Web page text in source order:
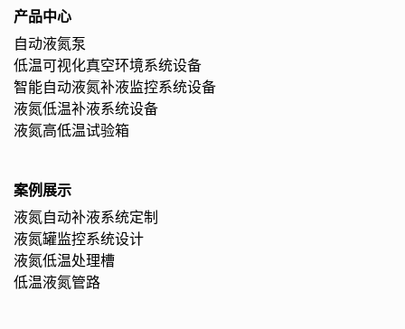
产品中心
自动液氮泵
低温可视化真空环境系统设备
智能自动液氮补液监控系统设备
液氮低温补液系统设备
液氮高低温试验箱
案例展示
液氮自动补液系统定制
液氮罐监控系统设计
液氮低温处理槽
低温液氮管路